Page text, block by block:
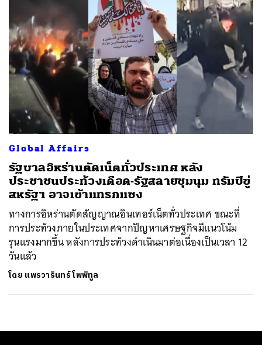
Global Affairs
รัฐบาลอิหร่านตัดเน็ตทั่วประเทศ หลัง
ประชาชนประท้วงเดือด-รัฐสลายชุมนุม ทรัมป์ขู่
สหรัฐฯ อาจเข้าแทรกแซง
ทางการอิหร่านตัดสัญญาณอินเทอร์เน็ตทั่วประเทศ ขณะที่
การประท้วงภายในประเทศจากปัญหาเศรษฐกิจมีแนวโน้ม
รุนแรงมากขึ้น หลังการประท้วงดำเนินมาต่อเนื่องเป็นเวลา 12
วันแล้ว
โดย แพรวารินทร์ โพพิทูล
ค้นหา
SHARE TWEET LINE EMAIL